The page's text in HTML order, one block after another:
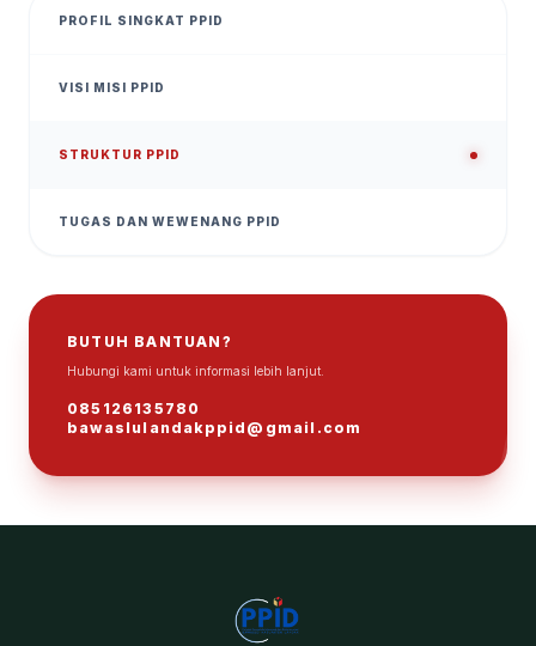
PROFIL SINGKAT PPID
VISI MISI PPID
STRUKTUR PPID
TUGAS DAN WEWENANG PPID
BUTUH BANTUAN?
Hubungi kami untuk informasi lebih lanjut.
085126135780
bawaslulandakppid@gmail.com